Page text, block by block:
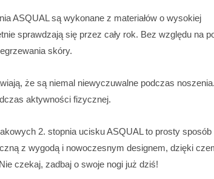
ASQUAL są wykonane z materiałów o wysokiej
sprawdzają się przez cały rok. Bez względu na
skóry.
że są niemal niewyczuwalne podczas
aktywności fizycznej.
2. stopnia ucisku ASQUAL to prosty sposób
z wygodą i nowoczesnym designem, dzięki
czekaj, zadbaj o swoje nogi już dziś!